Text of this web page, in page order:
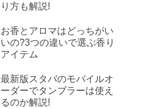
り方も解説!
お香とアロマはどっちがい
いの?3つの違いで選ぶ香り
アイテム
最新版スタバのモバイルオ
ーダーでタンブラーは使え
るのか解説!